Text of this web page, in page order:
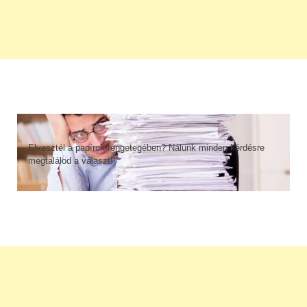
Elvesztél a papírok rengetegében? Nálunk minden kérdésre
megtalálod a választ!